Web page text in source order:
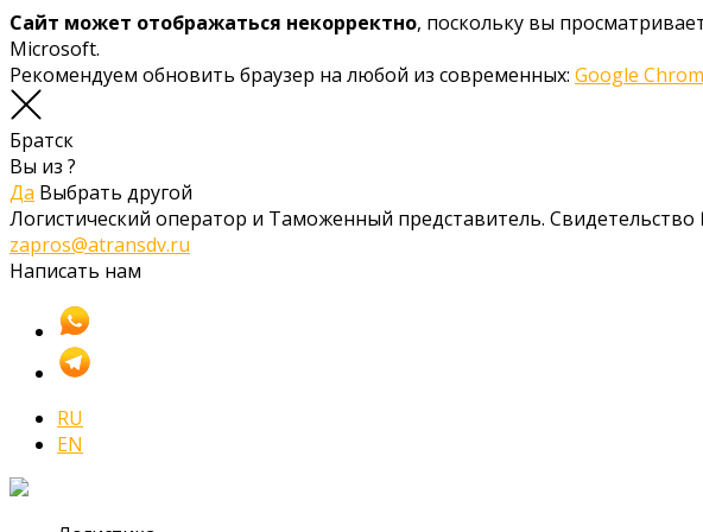
Сайт может отображаться некорректно, поскольку вы
Microsoft.
Рекомендуем обновить браузер на любой из современных: Google
Братск
Вы из ?
Да Выбрать другой
Логистический оператор и Таможенный представитель.
zapros@atransdv.ru
Написать нам
RU
EN